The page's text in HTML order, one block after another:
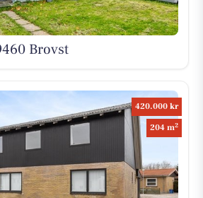
Brovst
420.000 kr
204 m2